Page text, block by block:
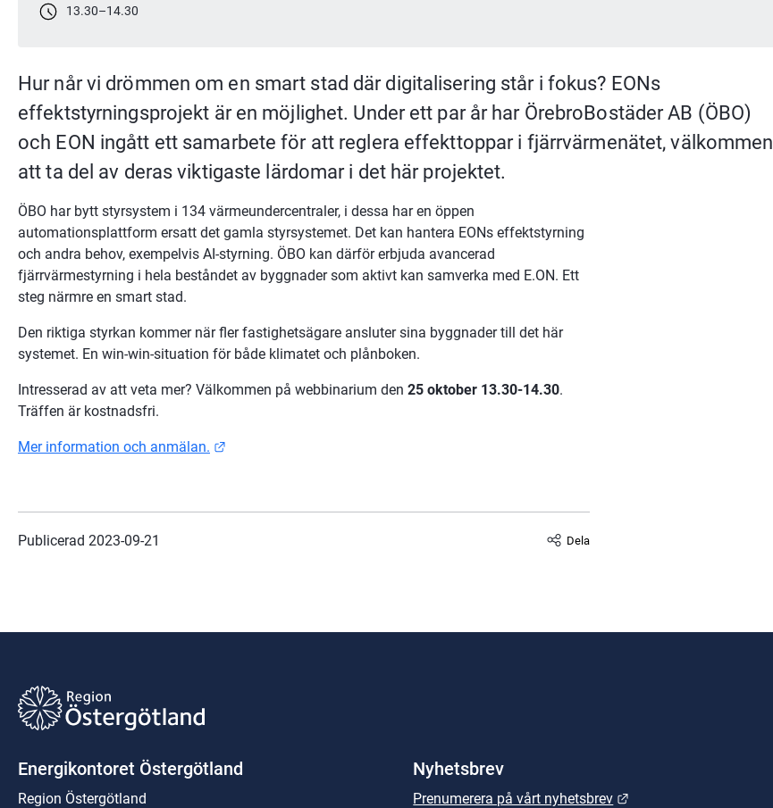
13.30–14.30
Hur når vi drömmen om en smart stad där digitalisering står i fokus? EONs
effektstyrningsprojekt är en möjlighet. Under ett par år har ÖrebroBostäder AB (ÖBO)
och EON ingått ett samarbete för att reglera effekttoppar i fjärrvärmenätet, välkommen
att ta del av deras viktigaste lärdomar i det här projektet.
ÖBO har bytt styrsystem i 134 värmeundercentraler, i dessa har en öppen
automationsplattform ersatt det gamla styrsystemet. Det kan hantera EONs effektstyrning
och andra behov, exempelvis AI-styrning. ÖBO kan därför erbjuda avancerad
fjärrvärmestyrning i hela beståndet av byggnader som aktivt kan samverka med E.ON. Ett
steg närmre en smart stad.
Den riktiga styrkan kommer när fler fastighetsägare ansluter sina byggnader till det här
systemet. En win-win-situation för både klimatet och plånboken.
Intresserad av att veta mer? Välkommen på webbinarium den 25 oktober 13.30-14.30.
Träffen är kostnadsfri.
Mer information och anmälan.
Publicerad 2023-09-21 Dela
Energikontoret Östergötland
Region Östergötland
Nyhetsbrev
Prenumerera på vårt nyhetsbrev